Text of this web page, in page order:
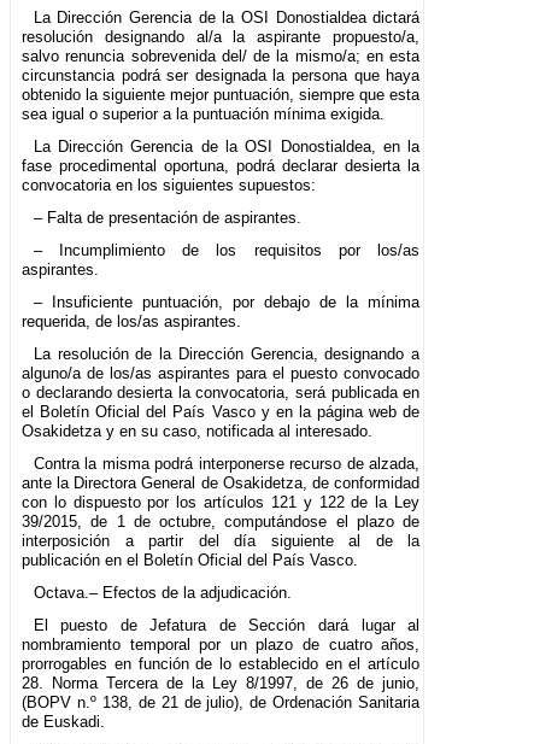
La Dirección Gerencia de la OSI Donostialdea dictará
resolución designando al/a la aspirante propuesto/a,
salvo renuncia sobrevenida del/ de la mismo/a; en esta
circunstancia podrá ser designada la persona que haya
obtenido la siguiente mejor puntuación, siempre que esta
sea igual o superior a la puntuación mínima exigida.
La Dirección Gerencia de la OSI Donostialdea, en la
fase procedimental oportuna, podrá declarar desierta la
convocatoria en los siguientes supuestos:
– Falta de presentación de aspirantes.
– Incumplimiento de los requisitos por los/as
aspirantes.
– Insuficiente puntuación, por debajo de la mínima
requerida, de los/as aspirantes.
La resolución de la Dirección Gerencia, designando a
alguno/a de los/as aspirantes para el puesto convocado
o declarando desierta la convocatoria, será publicada en
el Boletín Oficial del País Vasco y en la página web de
Osakidetza y en su caso, notificada al interesado.
Contra la misma podrá interponerse recurso de alzada,
ante la Directora General de Osakidetza, de conformidad
con lo dispuesto por los artículos 121 y 122 de la Ley
39/2015, de 1 de octubre, computándose el plazo de
interposición a partir del día siguiente al de la
publicación en el Boletín Oficial del País Vasco.
Octava.– Efectos de la adjudicación.
El puesto de Jefatura de Sección dará lugar al
nombramiento temporal por un plazo de cuatro años,
prorrogables en función de lo establecido en el artículo
28. Norma Tercera de la Ley 8/1997, de 26 de junio,
(BOPV n.º 138, de 21 de julio), de Ordenación Sanitaria
de Euskadi.